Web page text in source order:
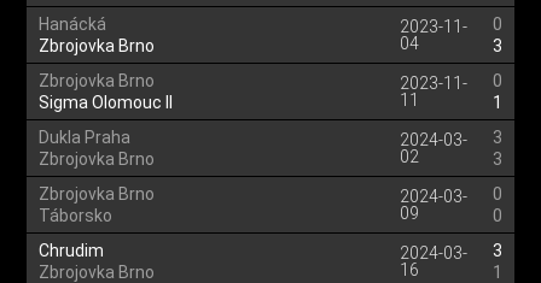
Hanácká
Zbrojovka Brno
2023-11-
04
0
3
Zbrojovka Brno
Sigma Olomouc II
2023-11-
11
0
1
Dukla Praha
Zbrojovka Brno
2024-03-
02
3
3
Zbrojovka Brno
Táborsko
2024-03-
09
0
0
Chrudim
Zbrojovka Brno
2024-03-
16
3
1